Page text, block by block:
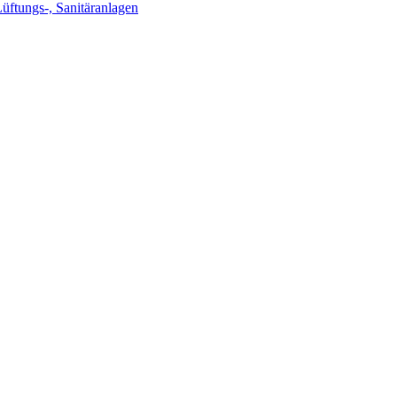
, Sanitäranlagen